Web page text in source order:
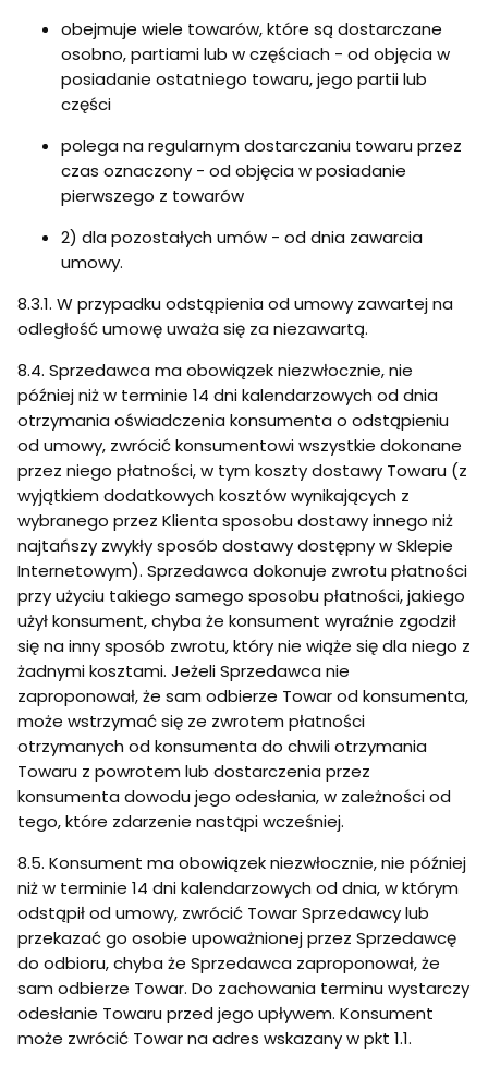
obejmuje wiele towarów, które są dostarczane
osobno, partiami lub w częściach - od objęcia w
posiadanie ostatniego towaru, jego partii lub
części
polega na regularnym dostarczaniu towaru przez
czas oznaczony - od objęcia w posiadanie
pierwszego z towarów
2) dla pozostałych umów - od dnia zawarcia
umowy.
8.3.1. W przypadku odstąpienia od umowy zawartej na
odległość umowę uważa się za niezawartą.
8.4. Sprzedawca ma obowiązek niezwłocznie, nie
później niż w terminie 14 dni kalendarzowych od dnia
otrzymania oświadczenia konsumenta o odstąpieniu
od umowy, zwrócić konsumentowi wszystkie dokonane
przez niego płatności, w tym koszty dostawy Towaru (z
wyjątkiem dodatkowych kosztów wynikających z
wybranego przez Klienta sposobu dostawy innego niż
najtańszy zwykły sposób dostawy dostępny w Sklepie
Internetowym). Sprzedawca dokonuje zwrotu płatności
przy użyciu takiego samego sposobu płatności, jakiego
użył konsument, chyba że konsument wyraźnie zgodził
się na inny sposób zwrotu, który nie wiąże się dla niego z
żadnymi kosztami. Jeżeli Sprzedawca nie
zaproponował, że sam odbierze Towar od konsumenta,
może wstrzymać się ze zwrotem płatności
otrzymanych od konsumenta do chwili otrzymania
Towaru z powrotem lub dostarczenia przez
konsumenta dowodu jego odesłania, w zależności od
tego, które zdarzenie nastąpi wcześniej.
8.5. Konsument ma obowiązek niezwłocznie, nie później
niż w terminie 14 dni kalendarzowych od dnia, w którym
odstąpił od umowy, zwrócić Towar Sprzedawcy lub
przekazać go osobie upoważnionej przez Sprzedawcę
do odbioru, chyba że Sprzedawca zaproponował, że
sam odbierze Towar. Do zachowania terminu wystarczy
odesłanie Towaru przed jego upływem. Konsument
może zwrócić Towar na adres wskazany w pkt 1.1.